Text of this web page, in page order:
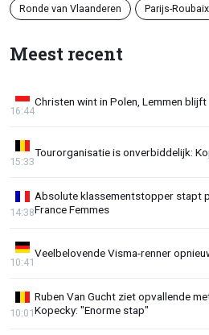
Ronde van Vlaanderen Parijs-Roubaix
Meest recent
Christen wint in Polen, Lemmen
16:44
Tourorganisatie is onverbiddelijk:
15:33
Absolute klassementstopper stapt
France Femmes
14:38
Veelbelovende Visma-renner
10:41
Ruben Van Gucht ziet opvallende
Kopecky: "Enorme stap"
10:01